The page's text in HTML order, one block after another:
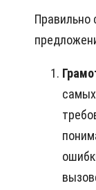
Правильно